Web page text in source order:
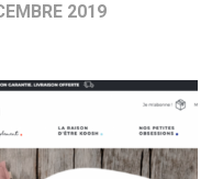
2019